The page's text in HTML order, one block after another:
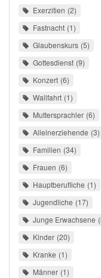
Exerzitien 2
Fastnacht 1
Glaubenskurs 5
Gottesdienst 9
Konzert 6
Wallfahrt 1
Muttersprachler 6
Alleinerziehende 3
Familien 34
Frauen 6
Hauptberufliche 1
Jugendliche 17
Junge Erwachsene
Kinder 20
Kranke 1
Männer 1